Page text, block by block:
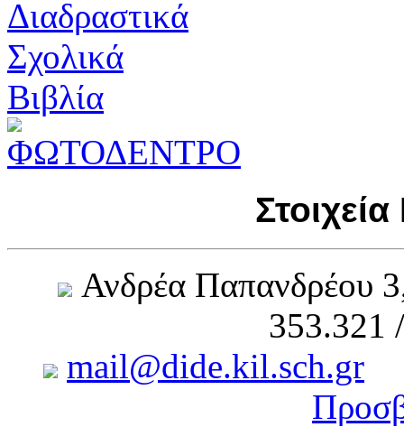
Ανδρέα Παπανδρέου
353.321
mail@dide.kil.sch.gr